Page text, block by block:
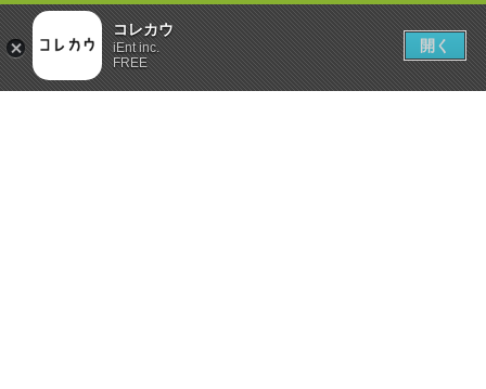
コレカウ
iEnt inc.
FREE
開く